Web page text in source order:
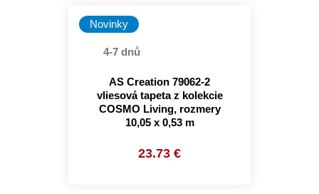
Novinky
4-7 dnů
AS Creation 79062-2
vliesová tapeta z kolekcie
COSMO Living, rozmery
10,05 x 0,53 m
23.73 €